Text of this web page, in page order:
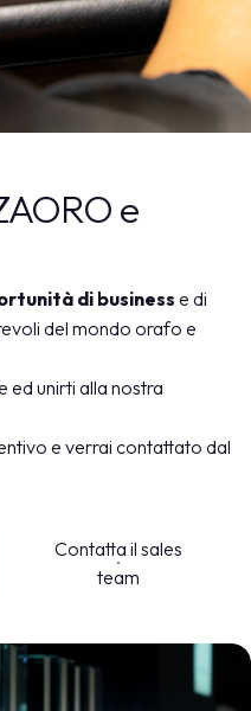
e
di businesse di
del mondo orafo e
ed unirti alla nostra
e verrai contattato dal
Contatta il sales
team